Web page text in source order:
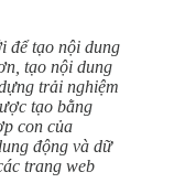
để tạo nội dung
tạo nội dung
trải nghiệm
tạo bằng
con của
động và dữ
trang web